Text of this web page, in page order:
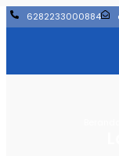
6282233000884